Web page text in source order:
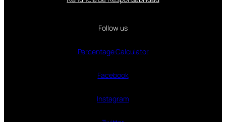
Follow us
Percentage Calculator
Facebook
Instagram